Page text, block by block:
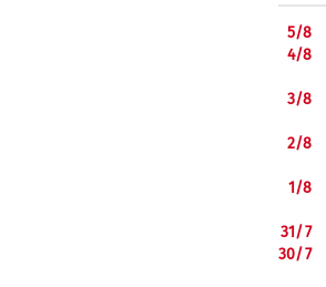
5/8
4/8
3/8
2/8
1/8
31/7
30/7